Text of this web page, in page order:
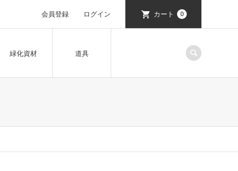
会員登録 ログイン カート 0
緑化資材 道具